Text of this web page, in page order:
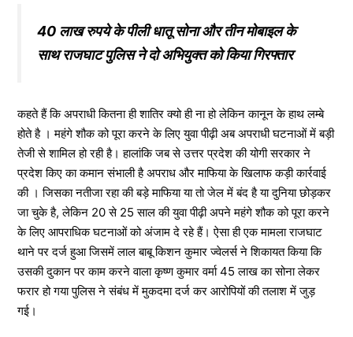
40 लाख रुपये के पीली धातू सोना और तीन मोबाइल के
साथ राजघाट पुलिस ने दो अभियुक्त को किया गिरफ्तार
कहते हैं कि अपराधी कितना ही शातिर क्यो ही ना हो लेकिन कानून के हाथ लम्बे
होते है । महंगे शौक को पूरा करने के लिए युवा पीढ़ी अब अपराधी घटनाओं में बड़ी
तेजी से शामिल हो रही है। हालांकि जब से उत्तर प्रदेश की योगी सरकार ने
प्रदेश किए का कमान संभाली है अपराध और माफिया के खिलाफ कड़ी कार्रवाई
की । जिसका नतीजा रहा की बड़े माफिया या तो जेल में बंद है या दुनिया छोड़कर
जा चुके है, लेकिन 20 से 25 साल की युवा पीढ़ी अपने महंगे शौक को पूरा करने
के लिए आपराधिक घटनाओं को अंजाम दे रहे हैं। ऐसा ही एक मामला राजघाट
थाने पर दर्ज हुआ जिसमें लाल बाबू किशन कुमार ज्वेलर्स ने शिकायत किया कि
उसकी दुकान पर काम करने वाला कृष्ण कुमार वर्मा 45 लाख का सोना लेकर
फरार हो गया पुलिस ने संबंध में मुकदमा दर्ज कर आरोपियों की तलाश में जुड़
गई।